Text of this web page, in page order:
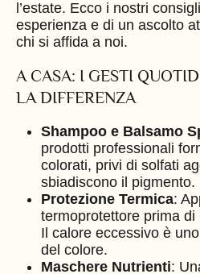
l’estate. Ecco i nostri
esperienza e di un ascolto
chi si affida a noi.
A CASA: I GESTI
LA DIFFERENZA
Shampoo e Balsamo
prodotti professionali
colorati, privi di solfati
sbiadiscono il pigmento.
Protezione Termica:
termoprotettore prima
Il calore eccessivo è
del colore.
Maschere Nutrienti: